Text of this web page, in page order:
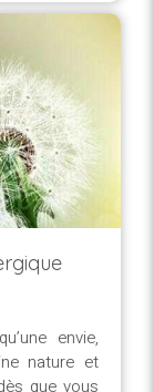
envie,
nature et
que vous